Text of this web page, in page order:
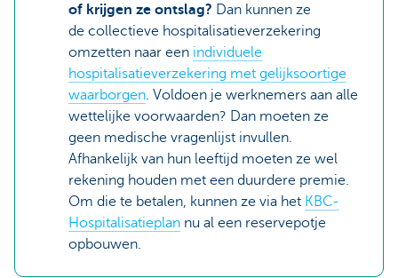
of krijgen ze ontslag? Dan kunnen ze
de collectieve hospitalisatieverzekering
omzetten naar een individuele
hospitalisatieverzekering met gelijksoortige
waarborgen. Voldoen je werknemers aan alle
wettelijke voorwaarden? Dan moeten ze
geen medische vragenlijst invullen.
Afhankelijk van hun leeftijd moeten ze wel
rekening houden met een duurdere premie.
Om die te betalen, kunnen ze via het KBC-
Hospitalisatieplan nu al een reservepotje
opbouwen.